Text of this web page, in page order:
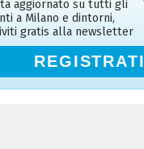
aggiornato su tutti gli
a Milano e dintorni,
gratis alla newsletter
REGISTRATI